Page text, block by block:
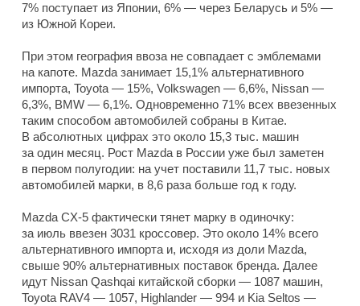
7% поступает из Японии, 6% — через Беларусь и 5% —
из Южной Кореи.
При этом география ввоза не совпадает с эмблемами
на капоте. Mazda занимает 15,1% альтернативного
импорта, Toyota — 15%, Volkswagen — 6,6%, Nissan —
6,3%, BMW — 6,1%. Одновременно 71% всех ввезенных
таким способом автомобилей собраны в Китае.
В абсолютных цифрах это около 15,3 тыс. машин
за один месяц. Рост Mazda в России уже был заметен
в первом полугодии: на учет поставили 11,7 тыс. новых
автомобилей марки, в 8,6 раза больше год к году.
Mazda CX-5 фактически тянет марку в одиночку:
за июль ввезен 3031 кроссовер. Это около 14% всего
альтернативного импорта и, исходя из доли Mazda,
свыше 90% альтернативных поставок бренда. Далее
идут Nissan Qashqai китайской сборки — 1087 машин,
Toyota RAV4 — 1057, Highlander — 994 и Kia Seltos —